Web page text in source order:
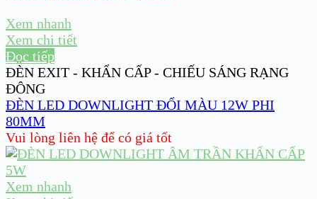
Xem nhanh
Xem chi tiết
Đọc tiếp
ĐÈN EXIT - KHẨN CẤP - CHIẾU SÁNG RẠNG
ĐÔNG
ĐÈN LED DOWNLIGHT ĐỔI MÀU 12W PHI
80MM
Vui lòng liên hệ để có giá tốt
Xem nhanh